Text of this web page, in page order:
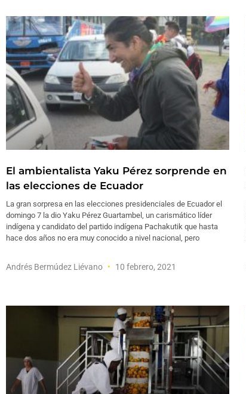
El ambientalista Yaku Pérez sorprende en
las elecciones de Ecuador
La gran sorpresa en las elecciones presidenciales de Ecuador el
domingo 7 la dio Yaku Pérez Guartambel, un carismático líder
indígena y candidato del partido indígena Pachakutik que hasta
hace dos años no era muy conocido a nivel nacional, pero
Andrés Bermúdez Liévano 10 febrero, 2021